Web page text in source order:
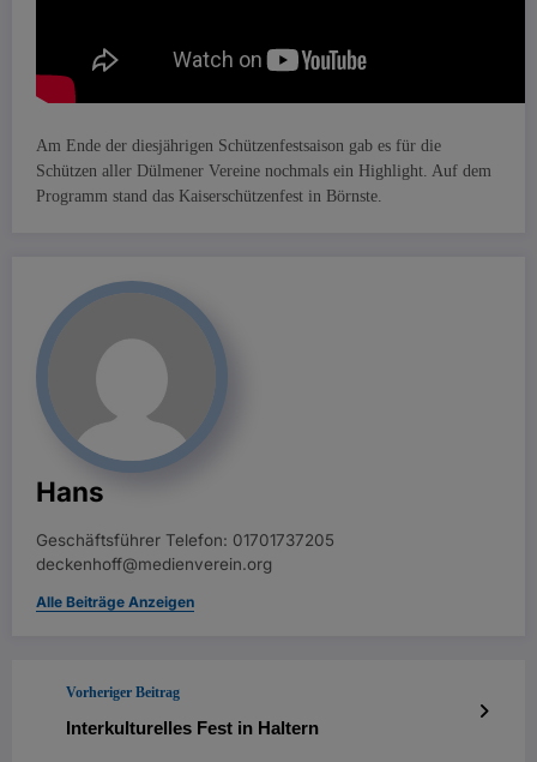
Am Ende der diesjährigen Schützenfestsaison gab es für die
Schützen aller Dülmener Vereine nochmals ein Highlight. Auf dem
Programm stand das Kaiserschützenfest in Börnste.
Hans
Geschäftsführer Telefon: 01701737205
deckenhoff@medienverein.org
Alle Beiträge Anzeigen
Vorheriger Beitrag
Interkulturelles Fest in Haltern